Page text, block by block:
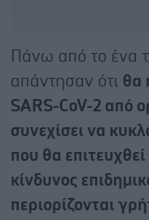
Πάνω από το ένα
απάντησαν ότι θα
SARS-CoV-2 από
συνεχίσει να
που θα
κίνδυνος
περιορίζονται